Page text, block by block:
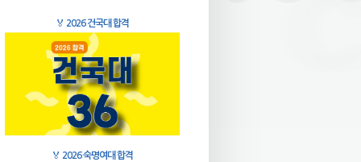
🏅 2026 건국대 합격
🏅 2026 숙명여대 합격